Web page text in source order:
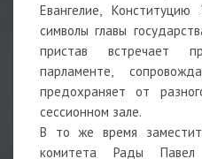
Евангелие,
символы главы
пристав встречает
парламенте,
предохраняет от
сессионном зале.
В то же время
комитета Рады Павел